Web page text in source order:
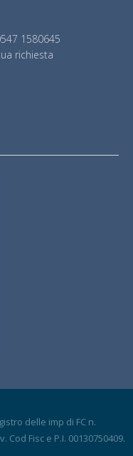
1580645
richiesta
delle imp di FC n.
Cod Fisc e P.I. 00130750409.